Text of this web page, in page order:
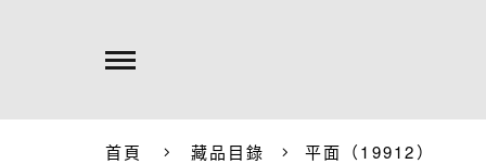
首頁 藏品目錄 平面（19912）